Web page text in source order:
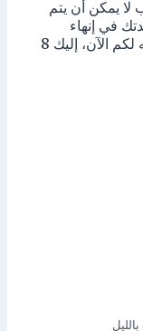
لا يمكن أن يتم
في إنهاء
مشروعك بشكل مثالي. وهذا ما سنعرضه لكم الآن، إليك 8